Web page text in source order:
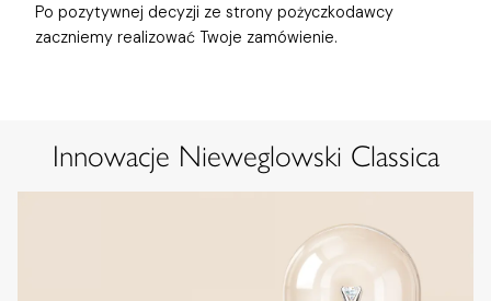
Po pozytywnej decyzji ze strony pożyczkodawcy
zaczniemy realizować Twoje zamówienie.
Innowacje Nieweglowski Classica